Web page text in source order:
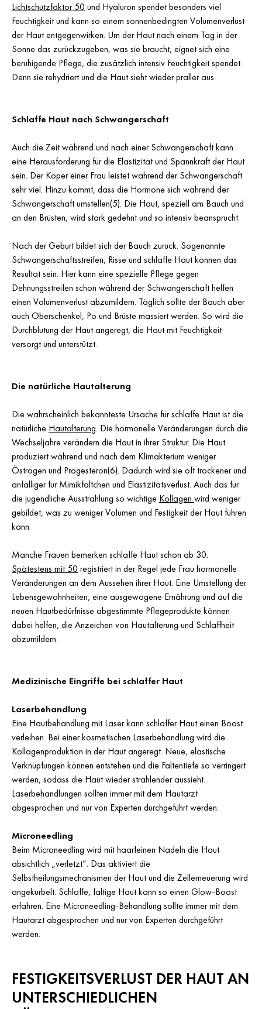
Lichtschutzfaktor 50 und Hyaluron spendet besonders viel
Feuchtigkeit und kann so einem sonnenbedingten Volumenverlust
der Haut entgegenwirken. Um der Haut nach einem Tag in der
Sonne das zurückzugeben, was sie braucht, eignet sich eine
beruhigende Pflege, die zusätzlich intensiv Feuchtigkeit spendet.
Denn sie rehydriert und die Haut sieht wieder praller aus.
Schlaffe Haut nach Schwangerschaft
Auch die Zeit während und nach einer Schwangerschaft kann
eine Herausforderung für die Elastizität und Spannkraft der Haut
sein. Der Köper einer Frau leistet während der Schwangerschaft
sehr viel. Hinzu kommt, dass die Hormone sich während der
Schwangerschaft umstellen(5). Die Haut, speziell am Bauch und
an den Brüsten, wird stark gedehnt und so intensiv beansprucht.
Nach der Geburt bildet sich der Bauch zurück. Sogenannte
Schwangerschaftsstreifen, Risse und schlaffe Haut können das
Resultat sein. Hier kann eine spezielle Pflege gegen
Dehnungsstreifen schon während der Schwangerschaft helfen
einen Volumenverlust abzumildern. Täglich sollte der Bauch aber
auch Oberschenkel, Po und Brüste massiert werden. So wird die
Durchblutung der Haut angeregt, die Haut mit Feuchtigkeit
versorgt und unterstützt.
Die natürliche Hautalterung
Die wahrscheinlich bekannteste Ursache für schlaffe Haut ist die
natürliche Hautalterung. Die hormonelle Veränderungen durch die
Wechseljahre verändern die Haut in ihrer Struktur. Die Haut
produziert während und nach dem Klimakterium weniger
Östrogen und Progesteron(6). Dadurch wird sie oft trockener und
anfälliger für Mimikfältchen und Elastizitätsverlust. Auch das für
die jugendliche Ausstrahlung so wichtige Kollagen wird weniger
gebildet, was zu weniger Volumen und Festigkeit der Haut führen
kann.
Manche Frauen bemerken schlaffe Haut schon ab 30.
Spätestens mit 50 registriert in der Regel jede Frau hormonelle
Veränderungen an dem Aussehen ihrer Haut. Eine Umstellung der
Lebensgewohnheiten, eine ausgewogene Ernährung und auf die
neuen Hautbedürfnisse abgestimmte Pflegeprodukte können
dabei helfen, die Anzeichen von Hautalterung und Schlaffheit
abzumildern.
Medizinische Eingriffe bei schlaffer Haut
Laserbehandlung
Eine Hautbehandlung mit Laser kann schlaffer Haut einen Boost
verleihen. Bei einer kosmetischen Laserbehandlung wird die
Kollagenproduktion in der Haut angeregt. Neue, elastische
Verknüpfungen können entstehen und die Faltentiefe so verringert
werden, sodass die Haut wieder strahlender aussieht.
Laserbehandlungen sollten immer mit dem Hautarzt
abgesprochen und nur von Experten durchgeführt werden.
Microneedling
Beim Microneedling wird mit haarfeinen Nadeln die Haut
absichtlich „verletzt“. Das aktiviert die
Selbstheilungsmechanismen der Haut und die Zellerneuerung wird
angekurbelt. Schlaffe, faltige Haut kann so einen Glow-Boost
erfahren. Eine Microneedling-Behandlung sollte immer mit dem
Hautarzt abgesprochen und nur von Experten durchgeführt
werden.
FESTIGKEITSVERLUST DER HAUT AN
UNTERSCHIEDLICHEN